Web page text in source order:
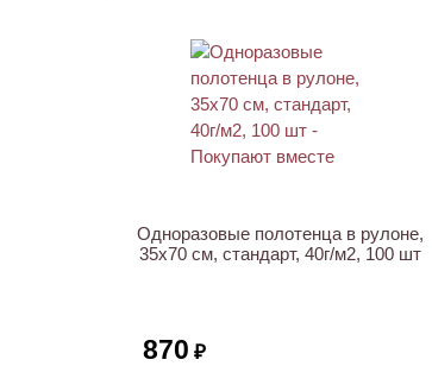
Одноразовые полотенца в рулоне,
35х70 см, стандарт, 40г/м2, 100 шт
870 ₽